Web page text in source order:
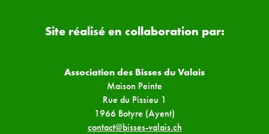
Site réalisé en collaboration par:
Association des Bisses du Valais
Maison Peinte
Rue du Pissieu 1
1966 Botyre (Ayent)
contact@bisses-valais.ch